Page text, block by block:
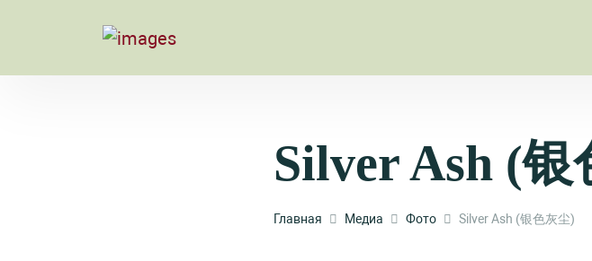
Silver Ash (银
Главная Медиа Фото Silver Ash (银色灰尘)